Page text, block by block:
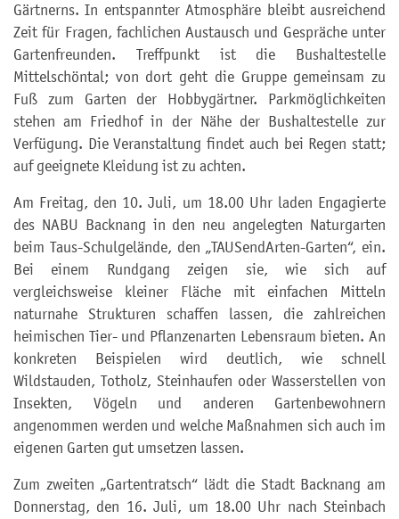
Gärtnerns. In entspannter Atmosphäre bleibt ausreichend
Zeit für Fragen, fachlichen Austausch und Gespräche unter
Gartenfreunden. Treffpunkt ist die Bushaltestelle
Mittelschöntal; von dort geht die Gruppe gemeinsam zu
Fuß zum Garten der Hobbygärtner. Parkmöglichkeiten
stehen am Friedhof in der Nähe der Bushaltestelle zur
Verfügung. Die Veranstaltung findet auch bei Regen statt;
auf geeignete Kleidung ist zu achten.
Am Freitag, den 10. Juli, um 18.00 Uhr laden Engagierte
des NABU Backnang in den neu angelegten Naturgarten
beim Taus-Schulgelände, den „TAUSendArten-Garten“, ein.
Bei einem Rundgang zeigen sie, wie sich auf
vergleichsweise kleiner Fläche mit einfachen Mitteln
naturnahe Strukturen schaffen lassen, die zahlreichen
heimischen Tier- und Pflanzenarten Lebensraum bieten. An
konkreten Beispielen wird deutlich, wie schnell
Wildstauden, Totholz, Steinhaufen oder Wasserstellen von
Insekten, Vögeln und anderen Gartenbewohnern
angenommen werden und welche Maßnahmen sich auch im
eigenen Garten gut umsetzen lassen.
Zum zweiten „Gartentratsch“ lädt die Stadt Backnang am
Donnerstag, den 16. Juli, um 18.00 Uhr nach Steinbach